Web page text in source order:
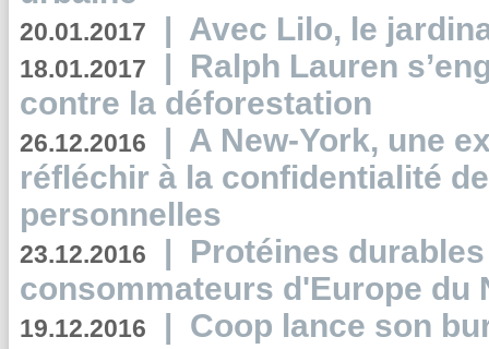
20.01.2017 | Avec Lilo, le
18.01.2017 | Ralph Lauren
contre la déforestation
26.12.2016 | A New-York, une
réfléchir à la confidentialité
personnelles
23.12.2016 | Protéines
consommateurs d'Europe du
19.12.2016 | Coop lance son